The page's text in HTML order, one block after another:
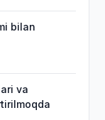
bilan
va